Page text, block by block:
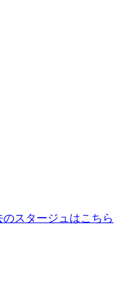
のスタージュはこちら